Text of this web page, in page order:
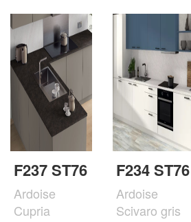
F237 ST76
Ardoise
Cupria
F234 ST76
Ardoise
Scivaro gris